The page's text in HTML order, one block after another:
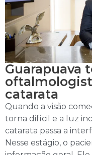
Guarapuava
catarata
Quando a visão
torna difícil e a luz
catarata passa a
Nesse estágio, o